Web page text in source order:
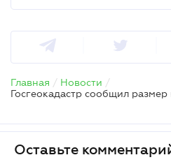
Главная / Новости /
Оставьте